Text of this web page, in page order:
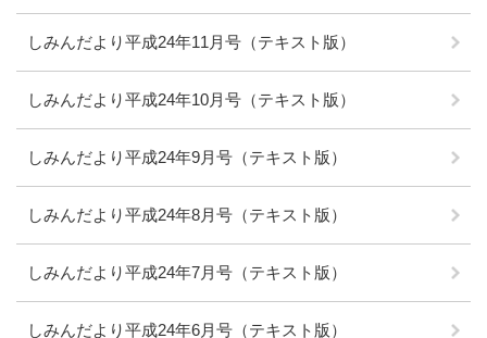
しみんだより平成24年11月号（テキスト版）
しみんだより平成24年10月号（テキスト版）
しみんだより平成24年9月号（テキスト版）
しみんだより平成24年8月号（テキスト版）
しみんだより平成24年7月号（テキスト版）
しみんだより平成24年6月号（テキスト版）